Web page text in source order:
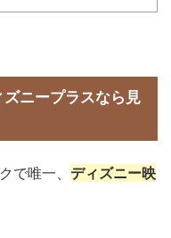
ニープラスなら見
で唯一、 ディズニー映